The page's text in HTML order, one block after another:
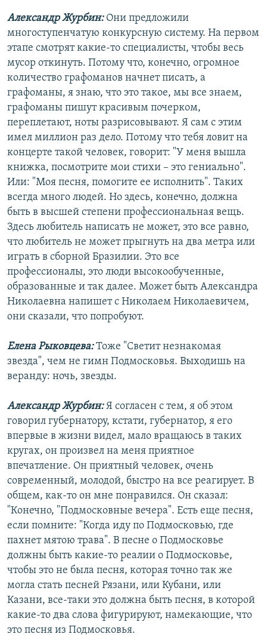
Александр Журбин: Они предложили
многоступенчатую конкурсную систему. На первом
этапе смотрят какие-то специалисты, чтобы весь
мусор откинуть. Потому что, конечно, огромное
количество графоманов начнет писать, а
графоманы, я знаю, что это такое, мы все знаем,
графоманы пишут красивым почерком,
переплетают, ноты разрисовывают. Я сам с этим
имел миллион раз дело. Потому что тебя ловит на
концерте такой человек, говорит: "У меня вышла
книжка, посмотрите мои стихи – это гениально".
Или: "Моя песня, помогите ее исполнить". Таких
всегда много людей. Но здесь, конечно, должна
быть в высшей степени профессиональная вещь.
Здесь любитель написать не может, это все равно,
что любитель не может прыгнуть на два метра или
играть в сборной Бразилии. Это все
профессионалы, это люди высокообученные,
образованные и так далее. Может быть Александра
Николаевна напишет с Николаем Николаевичем,
они сказали, что попробуют.
Елена Рыковцева:Тоже "Светит незнакомая
звезда", чем не гимн Подмосковья. Выходишь на
веранду: ночь, звезды.
Александр Журбин:Я согласен с тем, я об этом
говорил губернатору, кстати, губернатор, я его
впервые в жизни видел, мало вращаюсь в таких
кругах, он произвел на меня приятное
впечатление. Он приятный человек, очень
современный, молодой, быстро на все реагирует. В
общем, как-то он мне понравился. Он сказал:
"Конечно, "Подмосковные вечера". Есть еще песня,
если помните: "Когда иду по Подмосковью, где
пахнет мятою трава". В песне о Подмосковье
должны быть какие-то реалии о Подмосковье,
чтобы это не была песня, которая точно так же
могла стать песней Рязани, или Кубани, или
Казани, все-таки это должна быть песня, в которой
какие-то два слова фигурируют, намекающие, что
это песня из Подмосковья.